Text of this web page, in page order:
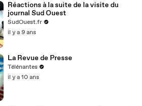
Réactions à la suite de la visite du
journal Sud Ouest
SudOuest.fr
il y a 9 ans
La Revue de Presse
Télénantes
il y a 10 ans